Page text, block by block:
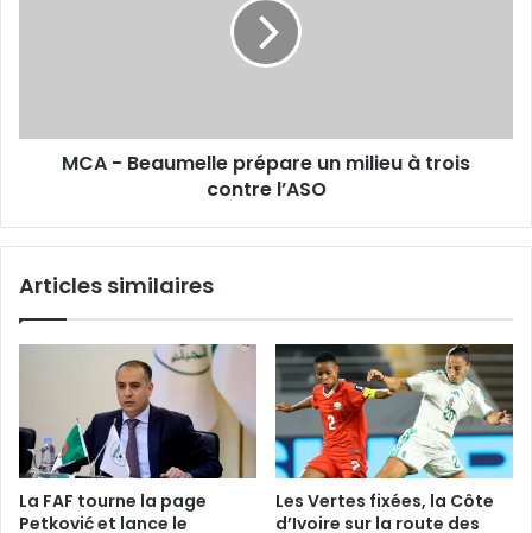
contre
MCA - Beaumelle prépare un milieu à trois
contre l’ASO
Articles similaires
La FAF tourne la page
Petković et lance le
Les Vertes fixées, la Côte
d’Ivoire sur la route des